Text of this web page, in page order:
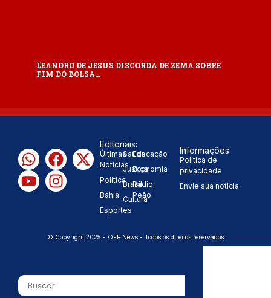
LEANDRO DE JESUS DISCORDA DE ZEMA SOBRE
FIM DO BOLSA…
Editoriais:
Últimas
Notícias
Política
Bahia
Esportes
Saúde
Justiça
Brasil
Cultura
Educação
Economia
Rádio
Peão
Informações:
Política de
privacidade
Envie sua notícia
© Copyright 2025 - OFF News - Todos os direitos reservados